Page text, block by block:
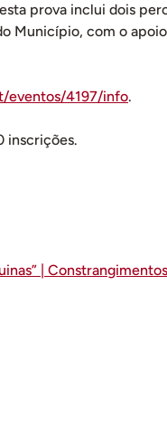
prova inclui dois
Município, com o
eventos/4197/info.
inscrições.
|